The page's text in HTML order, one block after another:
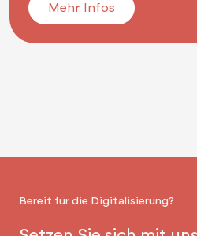
Mehr Infos
Bereit für die Digitalisierung?